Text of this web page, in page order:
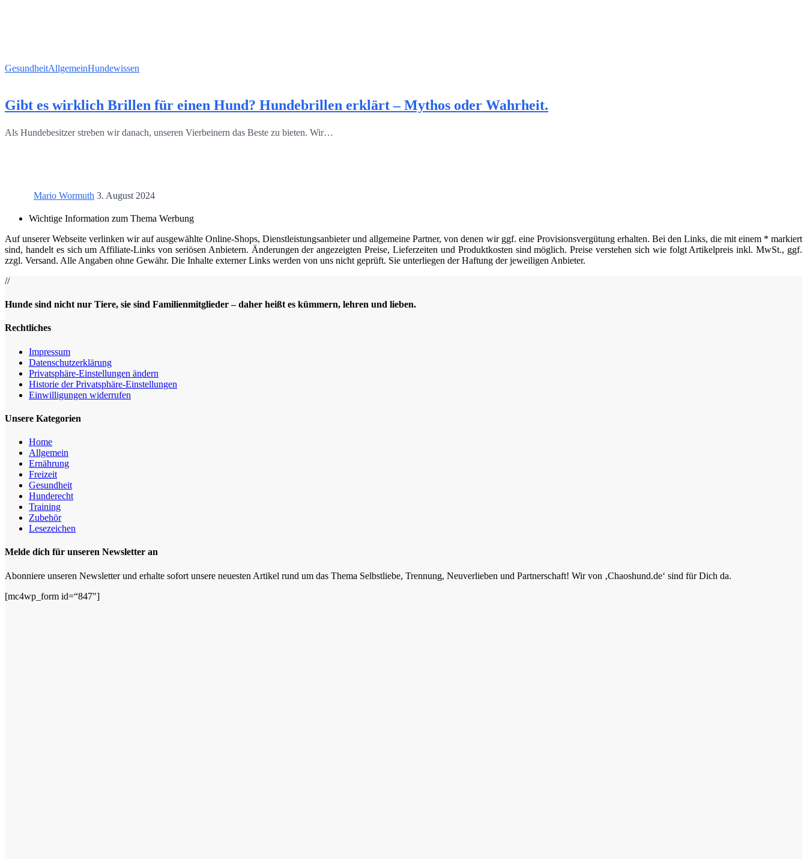
GesundheitAllgemeinHundewissen
Gibt es wirklich Brillen für einen Hund? Hundebrillen erklärt – Mythos oder Wahrheit.
Als Hundebesitzer streben wir danach, unseren Vierbeinern das Beste zu bieten. Wir…
Mario Wormuth 3. August 2024
Wichtige Information zum Thema Werbung
Auf unserer Webseite verlinken wir auf ausgewählte Online-Shops, Dienstleistungsanbieter und allgemeine Partner, von denen wir ggf. eine Provisionsvergütung erhalten. Bei den Links, die mit einem * markiert
sind, handelt es sich um Affiliate-Links von seriösen Anbietern. Änderungen der angezeigten Preise, Lieferzeiten und Produktkosten sind möglich. Preise verstehen sich wie folgt Artikelpreis inkl. MwSt., ggf.
zzgl. Versand. Alle Angaben ohne Gewähr. Die Inhalte externer Links werden von uns nicht geprüft. Sie unterliegen der Haftung der jeweiligen Anbieter.
//
Hunde sind nicht nur Tiere, sie sind Familienmitglieder – daher heißt es kümmern, lehren und lieben.
Rechtliches
Impressum
Datenschutz­erklärung
Privatsphäre-Einstellungen ändern
Historie der Privatsphäre-Einstellungen
Einwilligungen widerrufen
Unsere Kategorien
Home
Allgemein
Ernährung
Freizeit
Gesundheit
Hunderecht
Training
Zubehör
Lesezeichen
Melde dich für unseren Newsletter an
Abonniere unseren Newsletter und erhalte sofort unsere neuesten Artikel rund um das Thema Selbstliebe, Trennung, Neuverlieben und Partnerschaft! Wir von ‚Chaoshund.de‘ sind für Dich da.
[mc4wp_form id=“847″]